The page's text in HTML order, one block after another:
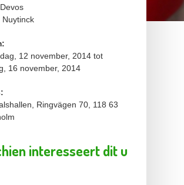
Nuytinck
12 november, 2014 tot
16 november, 2014
Ringvägen 70, 118 63
interesseert dit u